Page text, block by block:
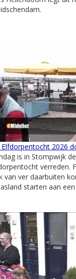
Elfdorpentocht 2026
is in Stompwijk
verreden.
van ver daarbuiten
starten aan